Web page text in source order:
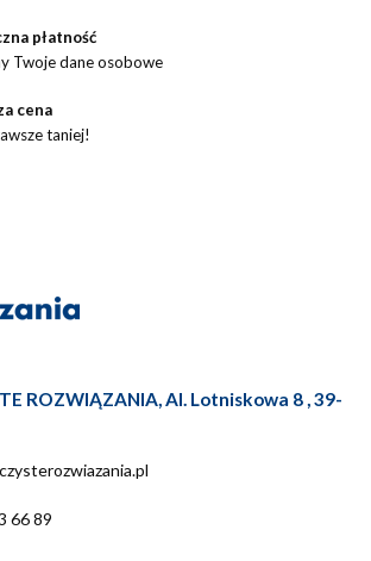
płatność
Twoje dane osobowe
cena
taniej!
ROZWIĄZANIA,Al. Lotniskowa 8,39-
66 89